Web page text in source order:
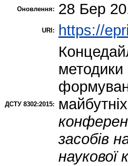
Оновлення: 28 Бер
URI: https://
ДСТУ 8302:2015:
методики
засобів
наукової